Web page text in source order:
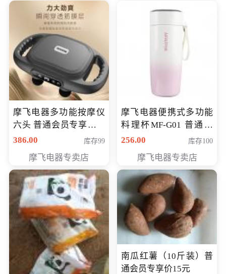
摩飞电器多功能按摩仪
六头 普通会员专享价格
199元
386.00 库存99
摩飞电器专卖店
摩飞电器便携式多功能
料理杯MF-G01 普通会
员专享价格118元
256.00 库存100
摩飞电器专卖店
南瓜红薯（10斤装）普
通会员专享价15元